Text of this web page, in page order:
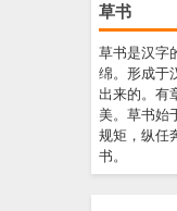
草书
草书是汉字
绵。形成于
出来的。有
美。草书始
规矩，纵任
书。